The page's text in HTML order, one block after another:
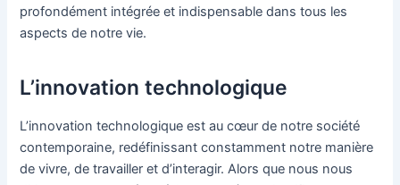
profondément intégrée et indispensable dans tous les
aspects de notre vie.
L’innovation technologique
L’innovation technologique est au cœur de notre société
contemporaine, redéfinissant constamment notre manière
de vivre, de travailler et d’interagir. Alors que nous nous